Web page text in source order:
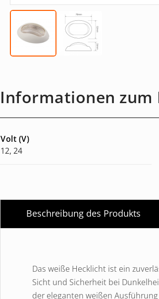
Informationen zum
Volt (V)
12, 24
Beschreibung des Produkts
Das weiße Hecklicht ist ein
Sicht und Sicherheit bei
der eleganten weißen